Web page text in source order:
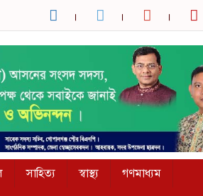
সাহিত্য স্বাস্থ্য
গণমাধ্যম